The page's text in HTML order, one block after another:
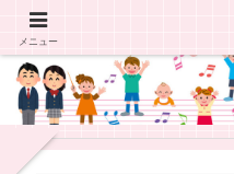
メニュー